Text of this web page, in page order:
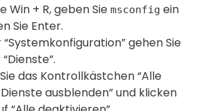
Win + R, geben Sie msconfig ein
Sie Enter.
gehen Sie
das Kontrollkästchen “Alle
ausblenden” und klicken